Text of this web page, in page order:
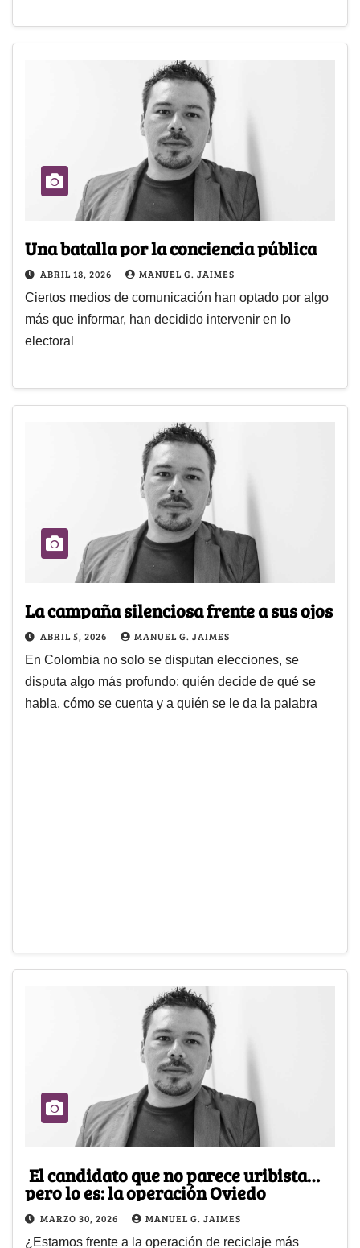
Una batalla por la conciencia pública
ABRIL 18, 2026 MANUEL G. JAIMES
Ciertos medios de comunicación han optado por algo
más que informar, han decidido intervenir en lo
electoral
La campaña silenciosa frente a sus ojos
ABRIL 5, 2026 MANUEL G. JAIMES
En Colombia no solo se disputan elecciones, se
disputa algo más profundo: quién decide de qué se
habla, cómo se cuenta y a quién se le da la palabra
El candidato que no parece uribista…
pero lo es: la operación Oviedo
MARZO 30, 2026 MANUEL G. JAIMES
¿Estamos frente a la operación de reciclaje más